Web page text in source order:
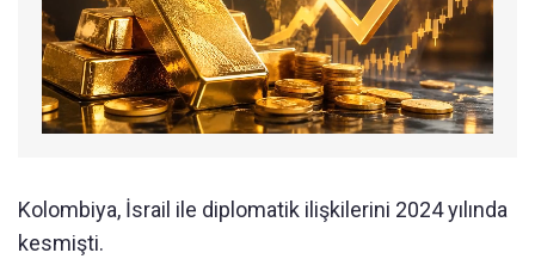
Kolombiya, İsrail ile diplomatik ilişkilerini 2024 yılında
kesmişti.